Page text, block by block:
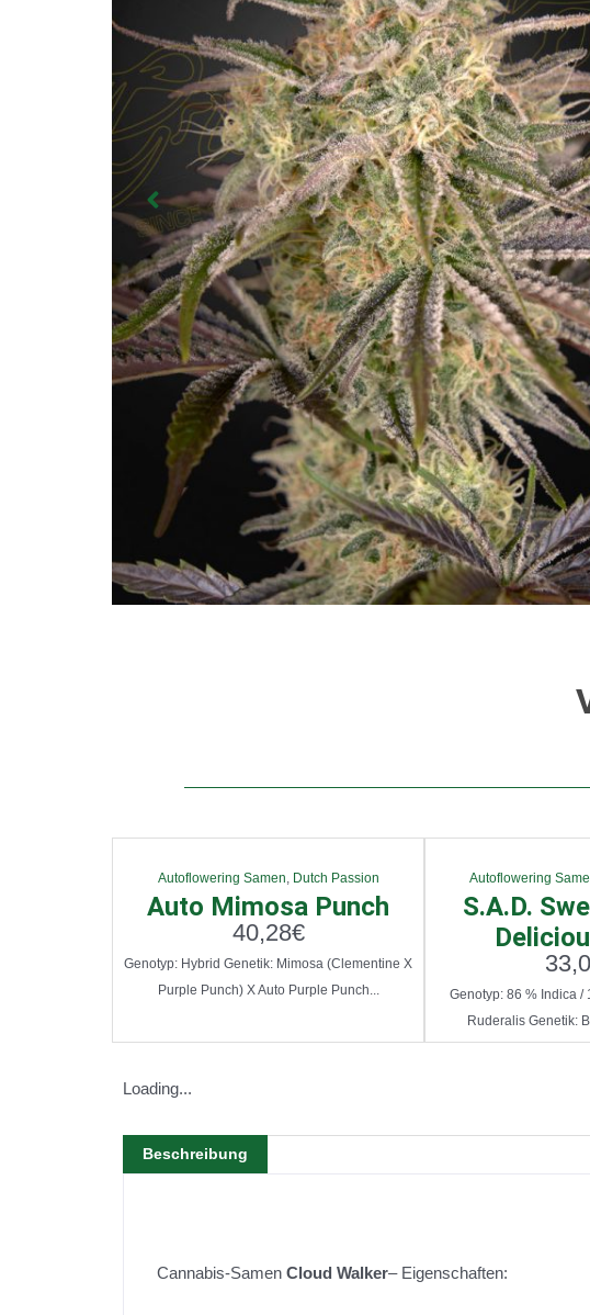
Autoflowering Samen, Dutch Passion
Auto Mimosa Punch
40,28€
Genotyp: Hybrid Genetik: Mimosa (Clementine X
Purple Punch) X Auto Purple Punch...
Autoflowering
S.A.D.
Genotyp: 86 % Indica /
Ruderalis Genetik:
Loading...
Beschreibung
Cannabis-Samen Cloud Walker– Eigenschaften: